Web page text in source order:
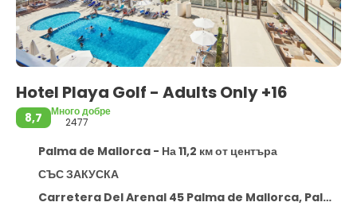
Hotel Playa Golf - Adults Only +16
8,7
Много добре
2477
Palma de Mallorca - На 11,2 км от центъра
СЪС ЗАКУСКА
Carretera Del Arenal 45 Palma de Mallorca, Palma de Mallorca 7600